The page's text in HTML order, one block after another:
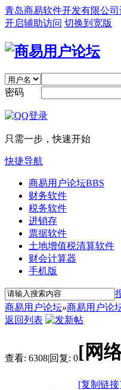
青岛商易软件开发有限公司
开启辅助访问 切换到宽版
密码
只需一步，快速开始
快捷导航
商易用户论坛BBS
财务软件
税务软件
进销存
票据软件
土地增值税清算软件
财会计算器
手机版
商易用户论坛»商易用户论
返回列表
查看: 6308|回复: 0[网
[复制链